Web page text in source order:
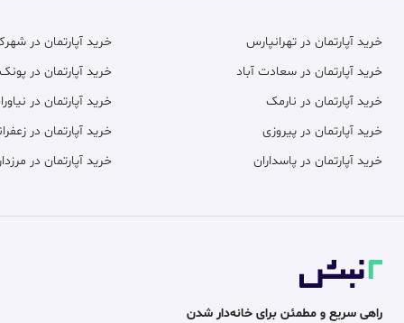
خرید آپارتمان در تهرانپارس
خرید آپارتمان در سعادت آباد
خرید آپارتمان در نارمک
خرید آپارتمان در پیروزی
خرید آپارتمان در پاسداران
خرید آپارتمان در
خرید آپارتمان در
خرید آپارتمان در
خرید آپارتمان در
خرید آپارتمان در
راهی سریع و مطمئن برای خانه‌دار شدن